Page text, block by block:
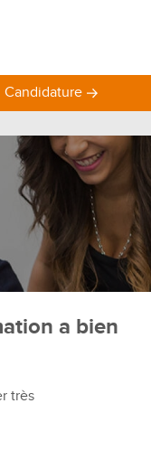
a bien
très
Candidature